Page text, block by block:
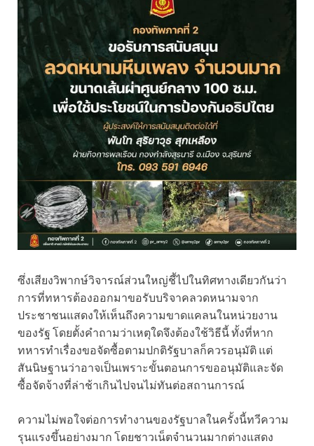
ซึ่งเสียงวิพากษ์วิจารณ์ส่วนใหญ่ชี้ไปในทิศทางเดียวกันว่า
การที่ทหารต้องออกมาขอรับบริจาคลวดหนามจาก
ประชาชนแสดงให้เห็นถึงความขาดแคลนในหน่วยงาน
ของรัฐ โดยตั้งคำถามว่าเหตุใดจึงต้องใช้วิธีนี้ ทั้งที่หาก
ทหารทำเรื่องขอจัดซื้อตามปกติรัฐบาลก็ควรอนุมัติ แต่
สันนิษฐานว่าอาจเป็นเพราะขั้นตอนการขออนุมัติและจัด
ซื้อจัดจ้างที่ล่าช้าเกินไปจนไม่ทันต่อสถานการณ์
ความไม่พอใจต่อการทำงานของรัฐบาลในครั้งนี้ทวีความ
รุนแรงขึ้นอย่างมาก โดยชาวเน็ตจำนวนมากต่างแสดง